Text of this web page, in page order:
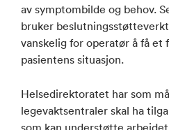
av symptombilde og behov.
bruker
vanskelig for operatør å få et
pasientens situasjon.
Helsedirektoratet har som
legevaktsentraler skal ha
som kan understøtte